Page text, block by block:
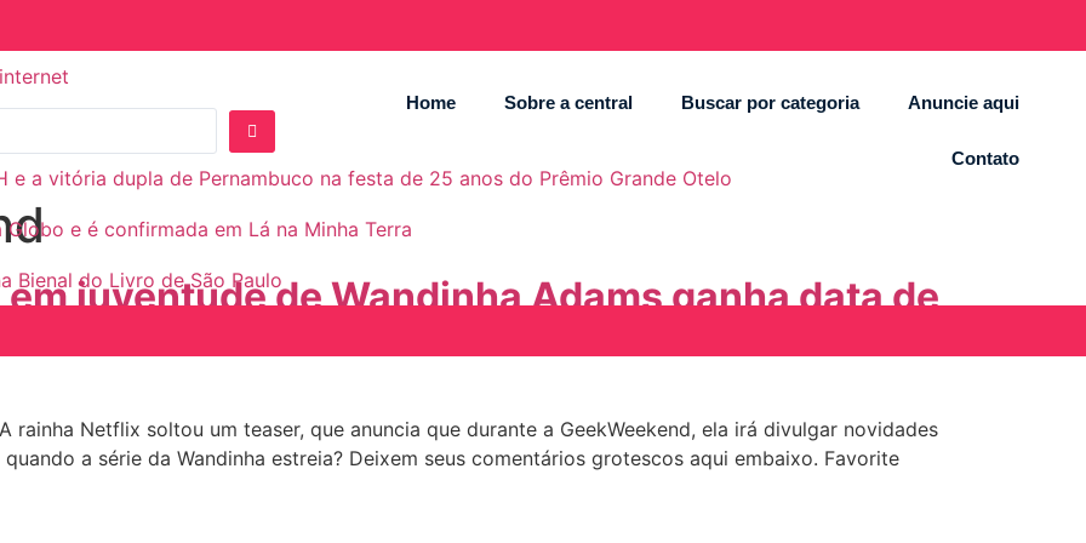
e a vitória dupla de Pernambuco na festa de 25 anos do Prêmio Grande Otelo
e é confirmada em Lá na Minha Terra
Bienal do Livro de São Paulo
Home Sobre a central Buscar por categoria Anuncie aqui
Contato
juventude de Wandinha Adams ganha data de
rainha Netflix soltou um teaser, que anuncia que durante a GeekWeekend, ela irá divulgar novidades
a série da Wandinha estreia? Deixem seus comentários grotescos aqui embaixo. Favorite